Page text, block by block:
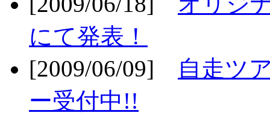
にて発表！
[2009/06/09]
自走ツ
ー受付中!!